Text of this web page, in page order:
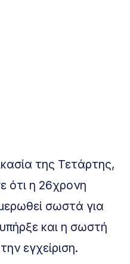
της Τετάρτης,
ότι η 26χρονη
σωστά για
και η σωστή
εγχείριση.